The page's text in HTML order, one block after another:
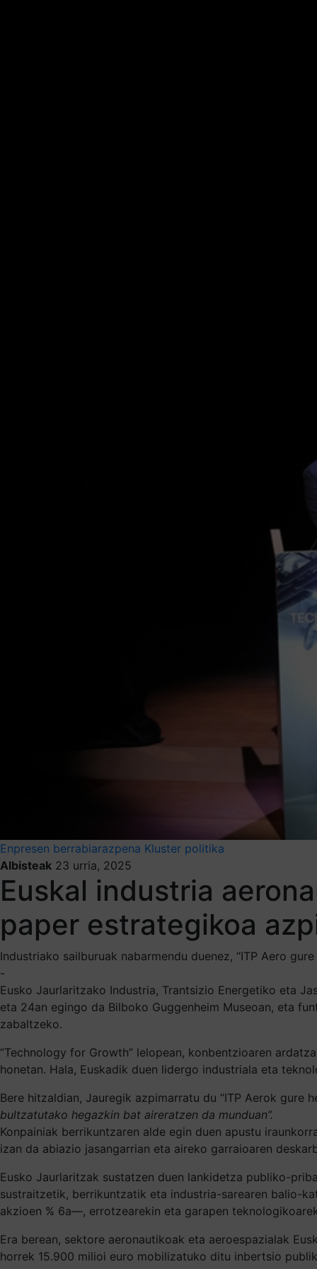
Enpresen berrabiarazpena Kluster politika
Albisteak 23 urria, 2025
Euskal industria
paper estrategikoa
Industriako sailburuak nabarmendu duenez, “ITP Aero
-
Eusko Jaurlaritzako Industria, Trantsizio Energetiko eta
eta 24an egingo da Bilboko Guggenheim Museoan, eta
zabaltzeko.
“Technology for Growth” lelopean, konbentzioaren
honetan. Hala, Euskadik duen lidergo industriala eta
Bere hitzaldian, Jauregik azpimarratu du “ITP Aerok
bultzatutako hegazkin bat aireratzen da munduan”.
Konpainiak berrikuntzaren alde egin duen apustu
izan da abiazio jasangarrian eta aireko garraioaren
Eusko Jaurlaritzak sustatzen duen lankidetza publiko-
sustraitzetik, berrikuntzatik eta industria-sarearen balio-
akzioen % 6a—, errotzearekin eta garapen
Era berean, sektore aeronautikoak eta aeroespazialak
horrek 15.900 milioi euro mobilizatuko ditu inbertsio